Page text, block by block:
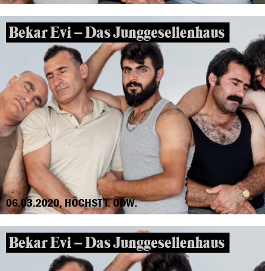
Bekar Evi – Das Junggesellenhaus
06.03.2020, HÖCHST I. ODW.
Bekar Evi – Das Junggesellenhaus